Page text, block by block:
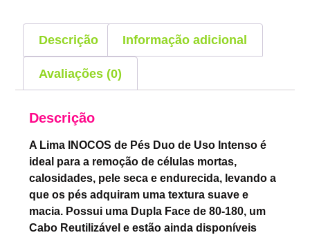
Descrição Informação adicional
Avaliações (0)
Descrição
A Lima INOCOS de Pés Duo de Uso Intenso é
ideal para a remoção de células mortas,
calosidades, pele seca e endurecida, levando a
que os pés adquiram uma textura suave e
macia. Possui uma Dupla Face de 80-180, um
Cabo Reutilizável e estão ainda disponíveis